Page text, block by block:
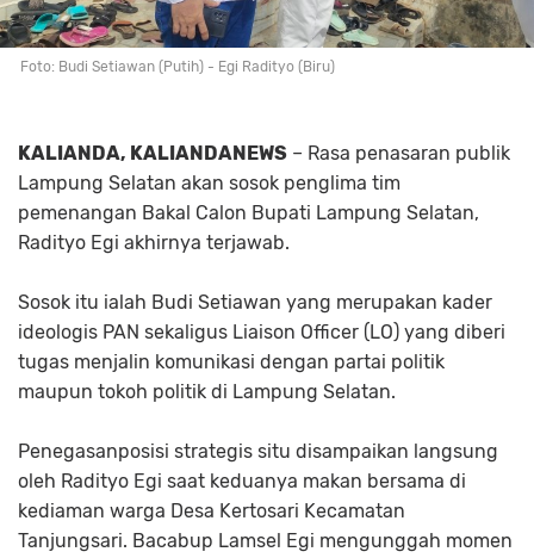
Foto: Budi Setiawan (Putih) - Egi Radityo (Biru)
KALIANDA, KALIANDANEWS – Rasa penasaran publik
Lampung Selatan akan sosok penglima tim
pemenangan Bakal Calon Bupati Lampung Selatan,
Radityo Egi akhirnya terjawab.
Sosok itu ialah Budi Setiawan yang merupakan kader
ideologis PAN sekaligus Liaison Officer (LO) yang diberi
tugas menjalin komunikasi dengan partai politik
maupun tokoh politik di Lampung Selatan.
Penegasanposisi strategis situ disampaikan langsung
oleh Radityo Egi saat keduanya makan bersama di
kediaman warga Desa Kertosari Kecamatan
Tanjungsari. Bacabup Lamsel Egi mengunggah momen